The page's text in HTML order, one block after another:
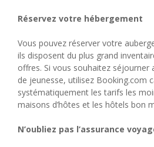
Réservez votre hébergement
Vous pouvez réserver votre
ils disposent du plus grand
offres. Si vous souhaitez séjourner
de jeunesse, utilisez Booking.com
systématiquement les tarifs les
maisons d’hôtes et les hôtels bon
N’oubliez pas l’assurance